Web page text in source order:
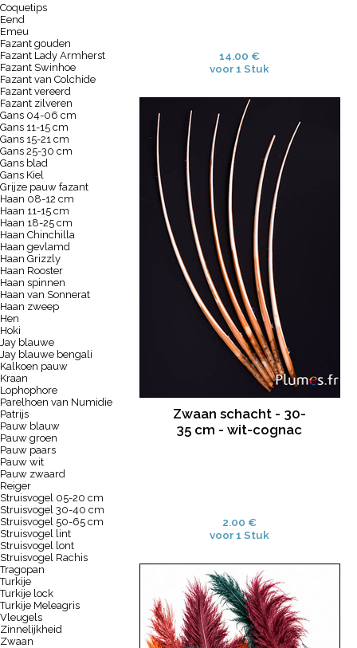
Coquetips
Eend
Emeu
Fazant gouden
Fazant Lady Armherst
Fazant Swinhoe
Fazant van Colchide
Fazant vereerd
Fazant zilveren
Gans 04-06 cm
Gans 11-15 cm
Gans 15-21 cm
Gans 25-30 cm
Gans blad
Gans Kiel
Grijze pauw fazant
Haan 08-12 cm
Haan 11-15 cm
Haan 18-25 cm
Haan Chinchilla
Haan gevlamd
Haan Grizzly
Haan Rooster
Haan spinnen
Haan van Sonnerat
Haan zweep
Hen
Hoki
Jay blauwe
Jay blauwe bengali
Kalkoen pauw
Kraan
Lophophore
Parelhoen van Numidie
Patrijs
Pauw blauw
Pauw groen
Pauw paars
Pauw wit
Pauw zwaard
Reiger
Struisvogel 05-20 cm
Struisvogel 30-40 cm
Struisvogel 50-65 cm
Struisvogel lint
Struisvogel lont
Struisvogel Rachis
Tragopan
Turkije
Turkije lock
Turkije Meleagris
Vleugels
Zinnelijkheid
Zwaan
14.00 €
voor 1 Stuk
Zwaan schacht - 30-
35 cm - wit-cognac
2.00 €
voor 1 Stuk